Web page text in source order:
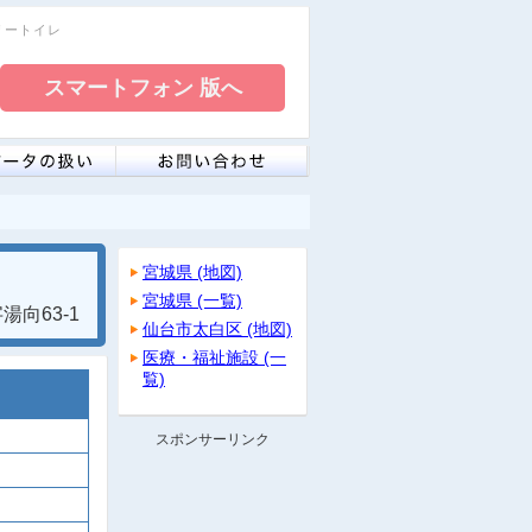
トイレ
向63-1
宮城県 (地図)
宮城県 (一覧)
仙台市太白区 (地図)
医療・福祉施設 (一
覧)
スポンサーリンク